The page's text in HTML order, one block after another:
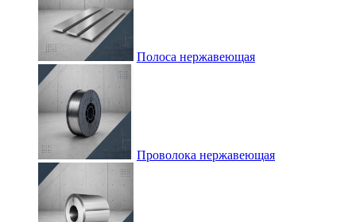
Полоса нержавеющая
Проволока нержавеющая